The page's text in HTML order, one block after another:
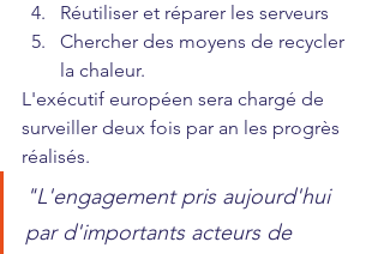
Réutiliser et réparer les serveurs
Chercher des moyens de recycler
la chaleur.
L'exécutif européen sera chargé de
surveiller deux fois par an les progrès
réalisés.
"L'engagement pris aujourd'hui
par d'importants acteurs de